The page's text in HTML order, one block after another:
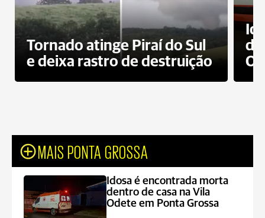
Tornado atinge Piraí do Sul
e deixa rastro de destruição
MAIS PONTA GROSSA
Idosa é encontrada morta
dentro de casa na Vila
Odete em Ponta Grossa